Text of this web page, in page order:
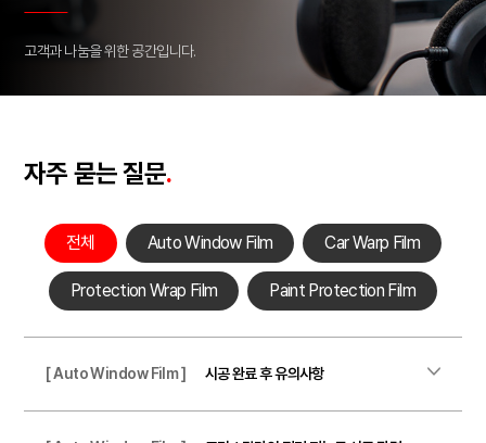
고객과 나눔을 위한 공간입니다.
자주 묻는 질문.
전체 Auto Window Film Car Warp Film
Protection Wrap Film Paint Protection Film
[ Auto Window Film ] 시공 완료 후 유의사항